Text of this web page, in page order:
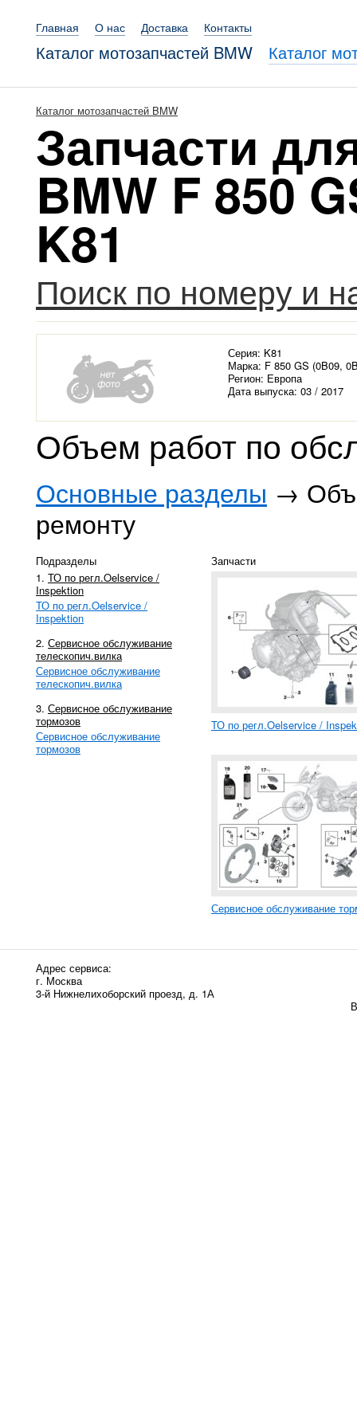
Главная О нас Доставка Контакты
Каталог мотозапчастей BMW Каталог
Каталог мотозапчастей BMW
Запчасти
BMW F 850
K81
Поиск по номеру и
Серия: K81
Марка: F 850 GS (0B09,
Регион: Европа
Дата выпуска: 03 / 2017
Объем работ по
Основные разделы →
ремонту
Подразделы
1. ТО по регл.Oelservice /
Inspektion
ТО по регл.Oelservice /
Inspektion
2. Сервисное обслуживание
телескопич.вилка
Сервисное обслуживание
телескопич.вилка
3. Сервисное обслуживание
тормозов
Сервисное обслуживание
тормозов
Запчасти
ТО по регл.Oelservice /
Сервисное обслуживание
Адрес сервиса:
г. Москва
3-й Нижнелихоборский проезд, д. 1А